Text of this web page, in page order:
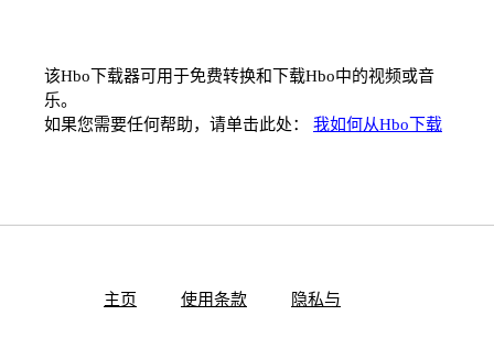
该Hbo下载器可用于免费转换和下载Hbo中的视频或音
乐。
如果您需要任何帮助，请单击此处： 我如何从Hbo下载
主页 使用条款 隐私与